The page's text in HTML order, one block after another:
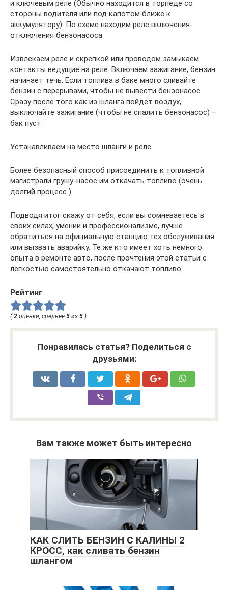
и ключевым реле (Обычно находится в торпеде со
стороны водителя или под капотом ближе к
аккумулятору). По схеме находим реле включения-
отключения бензонасоса.
Извлекаем реле и скрепкой или проводом замыкаем
контакты ведущие на реле. Включаем зажигание, бензин
начинает течь. Если топлива в баке много сливайте
бензин с перерывами, чтобы не вывести бензонасос.
Сразу после того как из шланга пойдет воздух,
выключайте зажигание (чтобы не спалить бензонасос) –
бак пуст.
Устанавливаем на место шланги и реле.
Более безопасный способ присоединить к топливной
магистрали грушу-насос им откачать топливо (очень
долгий процесс )
Подводя итог скажу от себя, если вы сомневаетесь в
своих силах, умении и профессионализме, лучше
обратиться на официальную станцию тех обслуживания
или вызвать аварийку. Те же кто имеет хоть немного
опыта в ремонте авто, после прочтения этой статьи с
легкостью самостоятельно откачают топливо.
Рейтинг
( 2 оценки, среднее 5 из 5 )
Понравилась статья? Поделиться с
друзьями:
Вам также может быть интересно
КАК СЛИТЬ БЕНЗИН С КАЛИНЫ 2
КРОСС, как сливать бензин
шлангом